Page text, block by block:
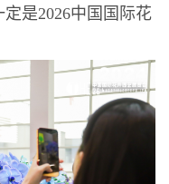
是2026中国国际花